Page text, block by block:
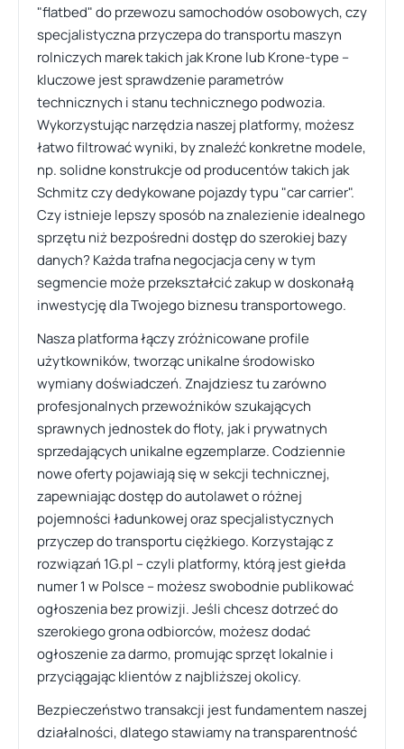
"flatbed" do przewozu samochodów osobowych, czy
specjalistyczna przyczepa do transportu maszyn
rolniczych marek takich jak Krone lub Krone-type –
kluczowe jest sprawdzenie parametrów
technicznych i stanu technicznego podwozia.
Wykorzystując narzędzia naszej platformy, możesz
łatwo filtrować wyniki, by znaleźć konkretne modele,
np. solidne konstrukcje od producentów takich jak
Schmitz czy dedykowane pojazdy typu "car carrier".
Czy istnieje lepszy sposób na znalezienie idealnego
sprzętu niż bezpośredni dostęp do szerokiej bazy
danych? Każda trafna negocjacja ceny w tym
segmencie może przekształcić zakup w doskonałą
inwestycję dla Twojego biznesu transportowego.
Nasza platforma łączy zróżnicowane profile
użytkowników, tworząc unikalne środowisko
wymiany doświadczeń. Znajdziesz tu zarówno
profesjonalnych przewoźników szukających
sprawnych jednostek do floty, jak i prywatnych
sprzedających unikalne egzemplarze. Codziennie
nowe oferty pojawiają się w sekcji technicznej,
zapewniając dostęp do autolawet o różnej
pojemności ładunkowej oraz specjalistycznych
przyczep do transportu ciężkiego. Korzystając z
rozwiązań 1G.pl – czyli platformy, którą jest giełda
numer 1 w Polsce – możesz swobodnie publikować
ogłoszenia bez prowizji. Jeśli chcesz dotrzeć do
szerokiego grona odbiorców, możesz dodać
ogłoszenie za darmo, promując sprzęt lokalnie i
przyciągając klientów z najbliższej okolicy.
Bezpieczeństwo transakcji jest fundamentem naszej
działalności, dlatego stawiamy na transparentność